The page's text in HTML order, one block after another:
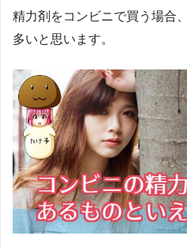
精力剤をコンビニで買う場合
多いと思います。